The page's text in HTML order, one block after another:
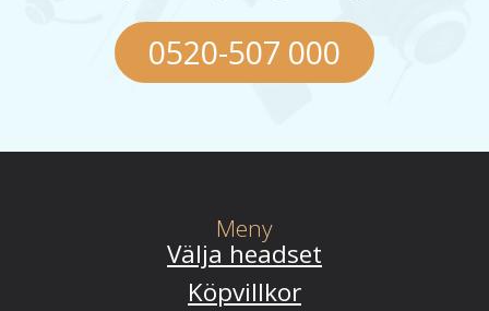
0520-507 000
Meny
Välja headset
Köpvillkor